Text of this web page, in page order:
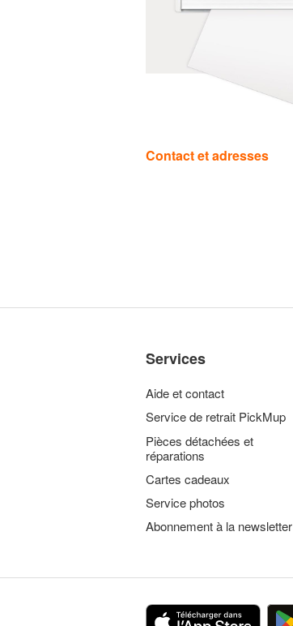
Contact et adresses
Services
Aide et contact
Service de retrait PickMup
Pièces détachées et
réparations
Cartes cadeaux
Service photos
Abonnement à la newsletter